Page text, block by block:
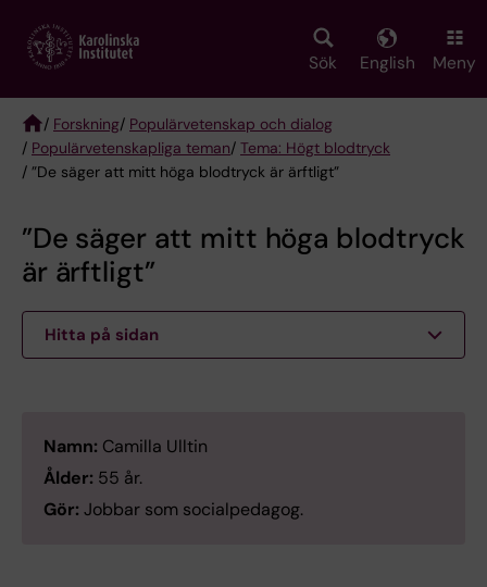
main
Sök English Meny
Breadcrumb
/ Forskning/ Populärvetenskap och dialog
/ Populärvetenskapliga teman/ Tema: Högt blodtryck
/ ”De säger att mitt höga blodtryck är ärftligt”
”De säger att mitt höga blodtryck
är ärftligt”
Hitta på sidan
Namn: Camilla Ulltin
Ålder: 55 år.
Gör: Jobbar som socialpedagog.